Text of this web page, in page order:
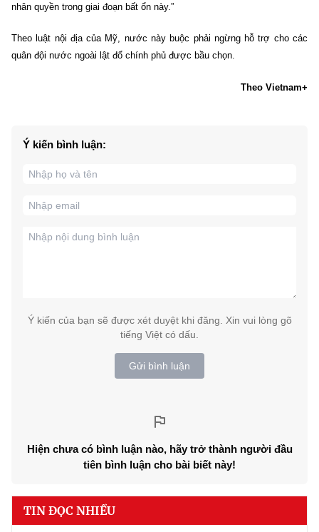
nhân quyền trong giai đoạn bất ổn này.”
Theo luật nội địa của Mỹ, nước này buộc phải ngừng hỗ trợ cho các
quân đội nước ngoài lật đổ chính phủ được bầu chọn.
Theo Vietnam+
Ý kiến bình luận:
Ý kiến của bạn sẽ được xét duyệt khi đăng. Xin vui lòng gõ
tiếng Việt có dấu.
Gửi bình luận
Hiện chưa có bình luận nào, hãy trở thành người đầu
tiên bình luận cho bài biết này!
TIN ĐỌC NHIỀU